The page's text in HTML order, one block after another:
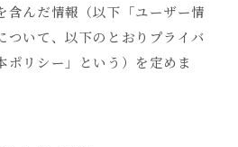
含んだ情報（以下「ユーザー情
ついて、以下のとおりプライバ
ポリシー」という）を定めま